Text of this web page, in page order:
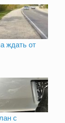
ждать от
с